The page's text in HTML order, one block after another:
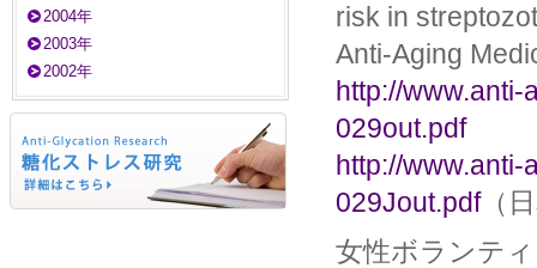
2004年
2003年
2002年
risk in
Anti-Aging
http://www.anti-
029out.pdf
http://www.anti-
029Jout.pdf（
女性ボランテ